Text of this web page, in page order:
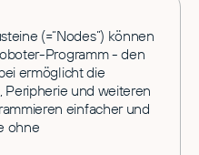
(=“Nodes”) können
Programm - den
ermöglicht die
Peripherie und weiteren
einfacher und
ohne